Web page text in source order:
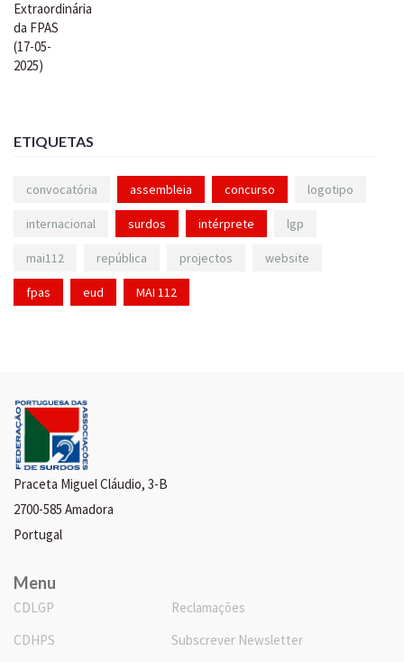
ETIQUETAS
convocatória assembleia concurso logotipo
internacional surdos intérprete lgp
mai112 república projectos website
fpas eud MAI 112
Praceta Miguel Cláudio, 3-B
2700-585 Amadora
Portugal
Menu
CDLGP
CDHPS
Reclamações
Subscrever Newsletter